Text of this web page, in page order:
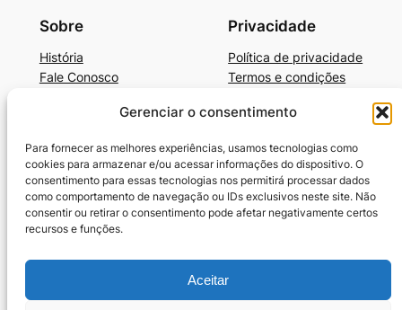
Gerenciar o consentimento
Para fornecer as melhores experiências, usamos tecnologias como
cookies para armazenar e/ou acessar informações do dispositivo. O
consentimento para essas tecnologias nos permitirá processar dados
como comportamento de navegação ou IDs exclusivos neste site. Não
consentir ou retirar o consentimento pode afetar negativamente certos
recursos e funções.
Aceitar
Sobre
História
Fale Conosco
Privacidade
Política de privacidade
Termos e condições
Beleza, Autocuidado e Mais
BelezaAutocuidadoE+Dicas de Produtos
Cronograma Capilar
SkinCare Prático e Barato
Guia-Unhas Americanas
Guia-Unhas Decoradas em Gel
Benefícios da Vaselina
10 Melhores Cremes para Cabelos Cacheados
Política de Cookies (BR)